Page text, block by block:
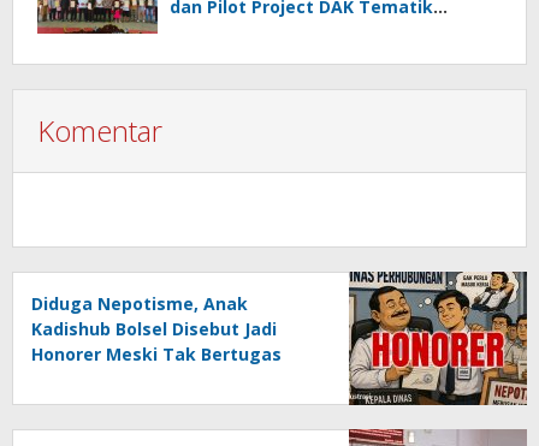
dan Pilot Project DAK Tematik
Komentar
Diduga Nepotisme, Anak
Kadishub Bolsel Disebut Jadi
Honorer Meski Tak Bertugas